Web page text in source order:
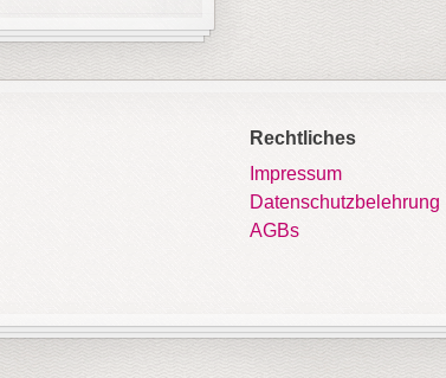
Rechtliches
Impressum
Datenschutzbelehrung
AGBs